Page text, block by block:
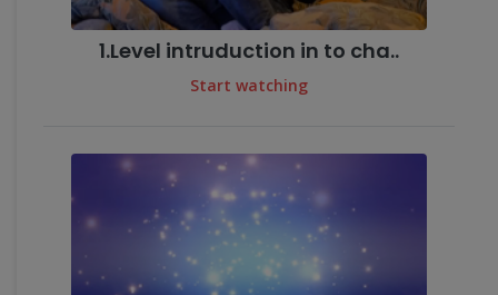
1.Level intruduction in to cha..
Start watching